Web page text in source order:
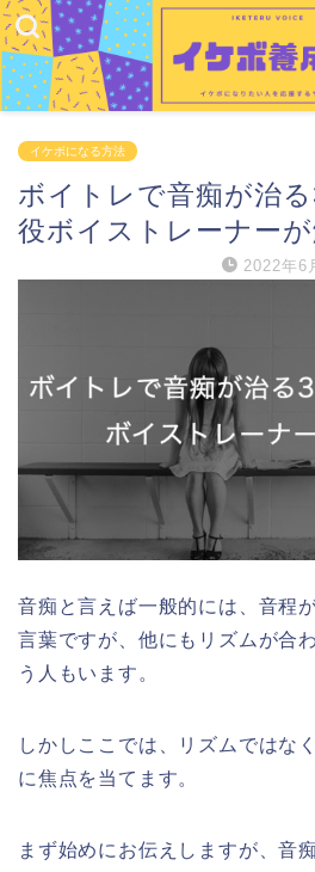
イケボになる方法
ボイトレで音痴が治
役ボイストレーナーが
2022年6
音痴と言えば一般的には、音程
言葉ですが、他にもリズムが合
う人もいます。
しかしここでは、リズムではな
に焦点を当てます。
まず始めにお伝えしますが、音